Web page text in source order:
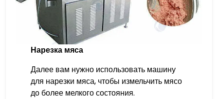
Нарезка мяса
Далее вам нужно использовать машину
для нарезки мяса, чтобы измельчить мясо
до более мелкого состояния.